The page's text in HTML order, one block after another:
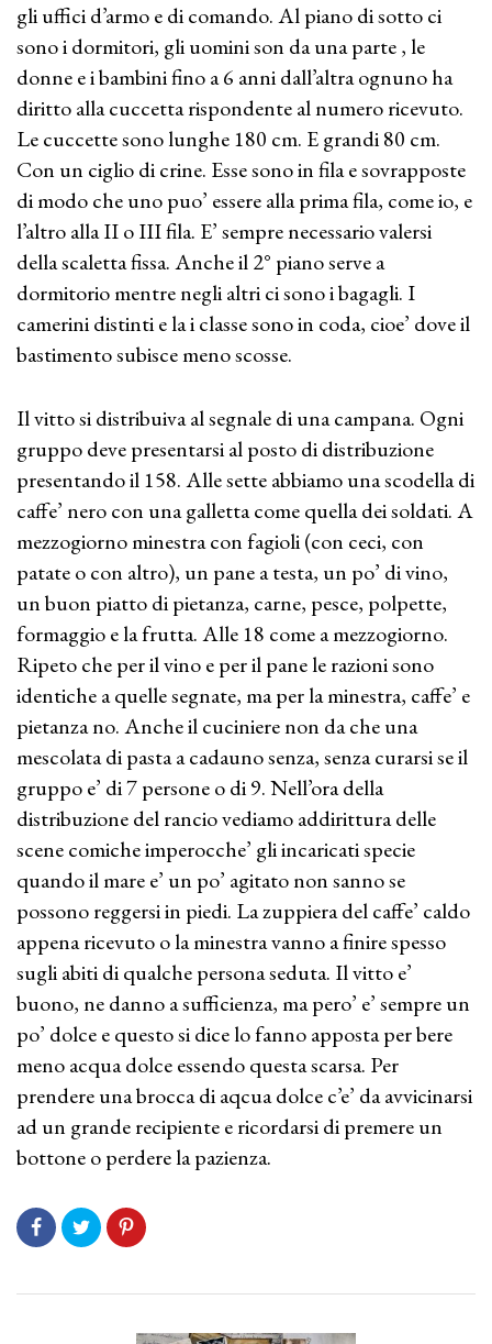
gli uffici d’armo e di comando. Al piano di sotto ci
sono i dormitori, gli uomini son da una parte , le
donne e i bambini fino a 6 anni dall’altra ognuno ha
diritto alla cuccetta rispondente al numero ricevuto.
Le cuccette sono lunghe 180 cm. E grandi 80 cm.
Con un ciglio di crine. Esse sono in fila e sovrapposte
di modo che uno puo’ essere alla prima fila, come io, e
l’altro alla II o III fila. E’ sempre necessario valersi
della scaletta fissa. Anche il 2° piano serve a
dormitorio mentre negli altri ci sono i bagagli. I
camerini distinti e la i classe sono in coda, cioe’ dove il
bastimento subisce meno scosse.
Il vitto si distribuiva al segnale di una campana. Ogni
gruppo deve presentarsi al posto di distribuzione
presentando il 158. Alle sette abbiamo una scodella di
caffe’ nero con una galletta come quella dei soldati. A
mezzogiorno minestra con fagioli (con ceci, con
patate o con altro), un pane a testa, un po’ di vino,
un buon piatto di pietanza, carne, pesce, polpette,
formaggio e la frutta. Alle 18 come a mezzogiorno.
Ripeto che per il vino e per il pane le razioni sono
identiche a quelle segnate, ma per la minestra, caffe’ e
pietanza no. Anche il cuciniere non da che una
mescolata di pasta a cadauno senza, senza curarsi se il
gruppo e’ di 7 persone o di 9. Nell’ora della
distribuzione del rancio vediamo addirittura delle
scene comiche imperocche’ gli incaricati specie
quando il mare e’ un po’ agitato non sanno se
possono reggersi in piedi. La zuppiera del caffe’ caldo
appena ricevuto o la minestra vanno a finire spesso
sugli abiti di qualche persona seduta. Il vitto e’
buono, ne danno a sufficienza, ma pero’ e’ sempre un
po’ dolce e questo si dice lo fanno apposta per bere
meno acqua dolce essendo questa scarsa. Per
prendere una brocca di aqcua dolce c’e’ da avvicinarsi
ad un grande recipiente e ricordarsi di premere un
bottone o perdere la pazienza.